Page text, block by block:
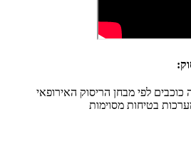
לפי מבחן הריסוק האירופאי